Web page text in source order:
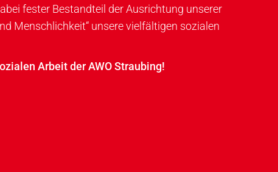
fester Bestand­teil der Aus­rich­tung unserer
Menschlichkeit“ unsere viel­fältigen sozialen
Arbeit der AWO Straubing!